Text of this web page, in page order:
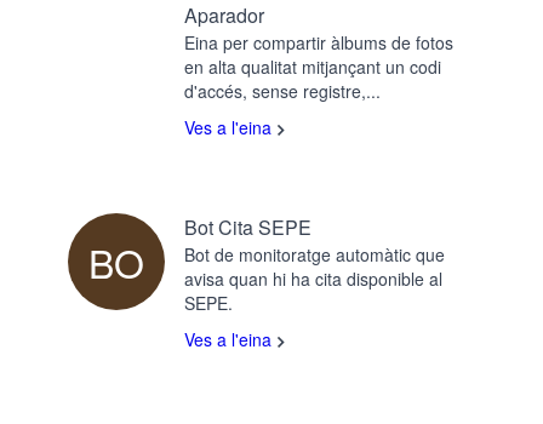
Aparador
Eina per compartir àlbums de fotos
en alta qualitat mitjançant un codi
d'accés, sense registre,...
Ves a l'eina
BO
Bot Cita SEPE
Bot de monitoratge automàtic que
avisa quan hi ha cita disponible al
SEPE.
Ves a l'eina